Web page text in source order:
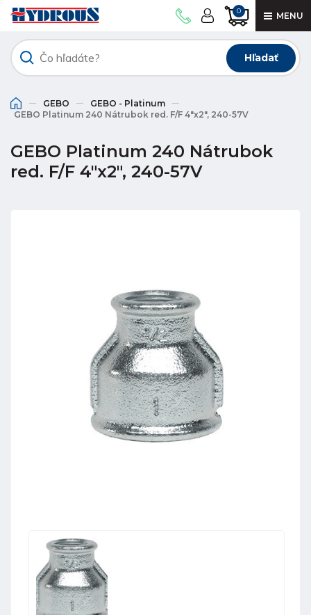
0 MENU
Hľadať
GEBO
GEBO - Platinum
GEBO Platinum 240 Nátrubok red. F/F 4"x2", 240-57V
GEBO Platinum 240 Nátrubok
red. F/F 4"x2", 240-57V